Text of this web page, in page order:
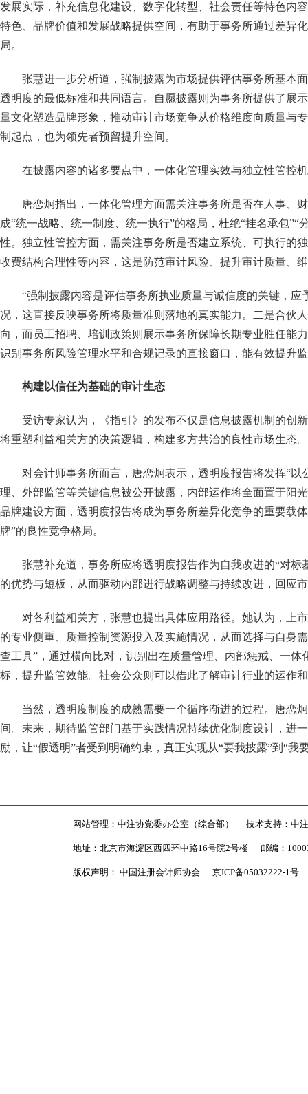
发展实际，补充信息化建设、数字化转型、社会责任等特色内
特色、品牌价值和发展战略提供空间，有助于事务所通过差异
局。
张慧进一步分析道，强制披露为市场提供评估事务所基本
透明度的最低标准和共同语言。自愿披露则为事务所提供了展
量文化塑造品牌形象，推动审计市场竞争从价格维度向质量与
制起点，也为领先者预留提升空间。
在披露内容的诸多要点中，一体化管理实效与独立性管控
唐恋炯指出，一体化管理方面需关注事务所是否在人事、
成“统一战略、统一制度、统一执行”的格局，杜绝“挂名承包
性。独立性管控方面，需关注事务所是否建立系统、可执行的
收费结构合理性等内容，这是防范审计风险、提升审计质量、
“强制披露内容是评估事务所执业质量与诚信度的关键，
况，这直接反映事务所将质量准则落地的真实能力。二是合伙
向，而员工招聘、培训政策则展示事务所保障长期专业胜任能
识别事务所风险管理水平和合规记录的直接窗口，能有效提升
构建以信任为基础的审计生态
受访专家认为，《指引》的发布不仅是信息披露机制的创
将重塑利益相关方的决策逻辑，构建多方共治的良性市场生态。
对会计师事务所而言，唐恋炯表示，透明度报告将发挥“以
理、外部监管等关键信息被公开披露，内部运作将全面置于阳
品牌建设方面，透明度报告将成为事务所差异化竞争的重要载
牌”的良性竞争格局。
张慧补充道，事务所应将透明度报告作为自我改进的“对标
的优势与短板，从而驱动内部进行战略调整与持续改进，回应
对各利益相关方，张慧也提出具体应用路径。她认为，上
的专业侧重、质量控制资源投入及实施情况，从而选择与自身
查工具”，通过横向比对，识别出在质量管理、内部惩戒、一
标，提升监管效能。社会公众则可以借此了解审计行业的运作
当然，透明度制度的成熟需要一个循序渐进的过程。唐恋
间。未来，期待监管部门基于实践情况持续优化制度设计，进
励，让“假透明”者受到明确约束，真正实现从“要我披露”到“我
网站管理：中注协党委办公室（综合部） 技术支持：中
地址：北京市海淀区西四环中路16号院2号楼 邮编：
版权声明： 中国注册会计师协会 京ICP备05032222-1号